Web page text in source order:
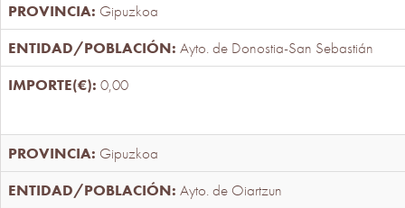
Gipuzkoa
Ayto. de Donostia-San Sebastián
0,00
Gipuzkoa
Ayto. de Oiartzun